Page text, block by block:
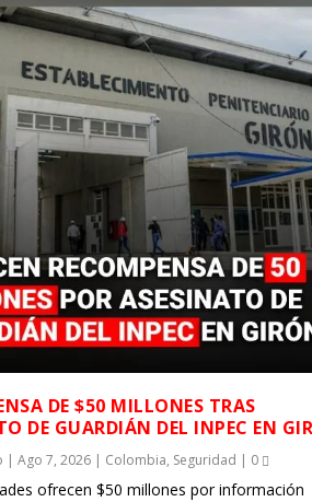
DE $50 MILLONES TRAS
DE GUARDIÁN DEL INPEC EN
|Ago 7, 2026 | Colombia, Seguridad | 0
ofrecen $50 millones por información